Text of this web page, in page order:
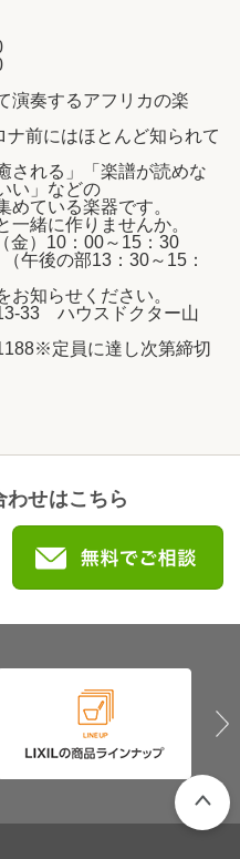
演奏するアフリカの楽
前にはほとんど知られて
される」「楽譜が読めな
い」などの
ている楽器です。
緒に作りませんか。
金）10：00～15：30
午後の部13：30～15：
知らせください。
33 ハウスドクター山
定員に達し次第締切
わせはこちら